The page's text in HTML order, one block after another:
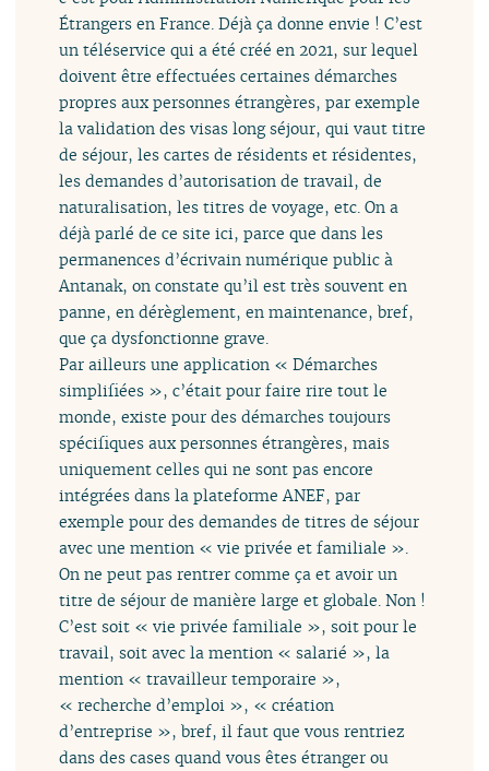
Étrangers en France. Déjà ça donne envie ! C’est
un téléservice qui a été créé en 2021, sur lequel
doivent être effectuées certaines démarches
propres aux personnes étrangères, par exemple
la validation des visas long séjour, qui vaut titre
de séjour, les cartes de résidents et résidentes,
les demandes d’autorisation de travail, de
naturalisation, les titres de voyage, etc. On a
déjà parlé de ce site ici, parce que dans les
permanences d’écrivain numérique public à
Antanak, on constate qu’il est très souvent en
panne, en dérèglement, en maintenance, bref,
que ça dysfonctionne grave.
Par ailleurs une application « Démarches
simplifiées », c’était pour faire rire tout le
monde, existe pour des démarches toujours
spécifiques aux personnes étrangères, mais
uniquement celles qui ne sont pas encore
intégrées dans la plateforme ANEF, par
exemple pour des demandes de titres de séjour
avec une mention « vie privée et familiale ».
On ne peut pas rentrer comme ça et avoir un
titre de séjour de manière large et globale. Non !
C’est soit « vie privée familiale », soit pour le
travail, soit avec la mention « salarié », la
mention « travailleur temporaire »,
« recherche d’emploi », « création
d’entreprise », bref, il faut que vous rentriez
dans des cases quand vous êtes étranger ou